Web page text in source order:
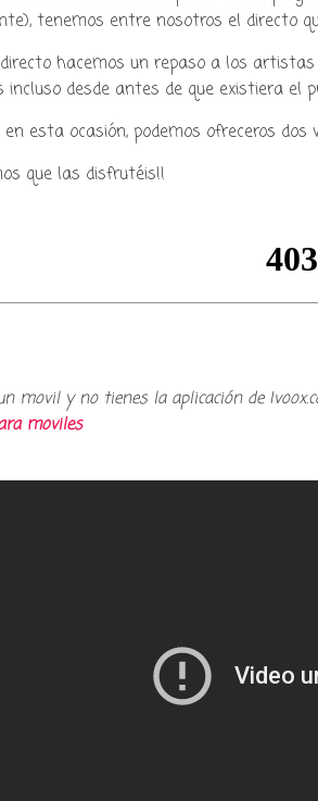
Tu radio
tenemos entre nosotros el directo
hacemos un repaso a los
incluso desde antes de que existiera el
en esta ocasión, podemos ofreceros dos
que las disfrutéis!!
movil y no tienes la aplicación de
moviles